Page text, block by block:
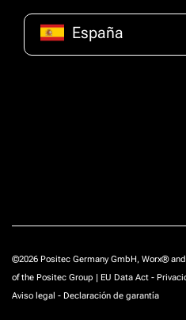
España
©2026 Positec Germany GmbH, Worx®
of the Positec Group | EU Data Act -
Aviso legal - Declaración de garantía